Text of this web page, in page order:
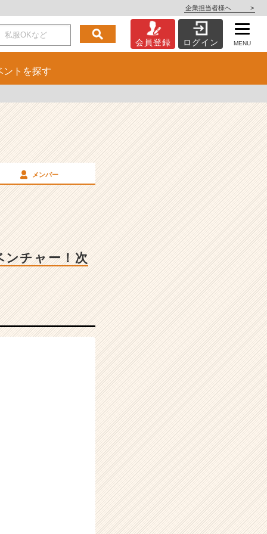
企業担当者様へ >
会員登録 ログイン MENU
ント を探す
メンバー
ンチャー！次